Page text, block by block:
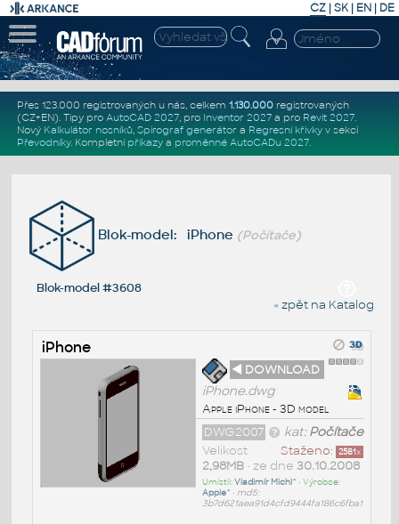
CZ | SK| EN | DE
Přes 123.000 registrovaných u nás, celkem 1.130.000registrovaných
(CZ+EN). Tipy pro AutoCAD 2027, pro Inventor 2027a pro Revit 2027.
Nový Kalkulátor nosníků, Spirograf generátor a Regresní křivkyv sekci
Převodníky. Kompletní příkazya proměnné AutoCADu 2027.
Blok-model: iPhone (Počítače)
Blok-model #3608
« zpět na Katalog
iPhone
◄ DOWNLOAD
iPhone.dwg
Apple iPhone - 3D model
kat:Počítače
DWG2007
Staženo: 2581x
Velikost
2,98MB• ze dne 30.10.2008
Umístil:Vladimír Michl^ • Výrobce:
Apple^ • md5:
3b7d621aea91d4cfd9444fa186c6fba1